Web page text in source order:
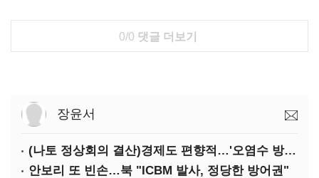
0/0 댓글 더보기
장윤서
(나토 정상회의 결산)경제도 편향적…'오염수 방류'만 용인
안보리 또 빈손…북 "ICBM 발사, 정당한 방어권"